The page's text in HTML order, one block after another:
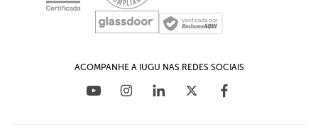
ACOMPANHE A IUGU NAS REDES SOCIAIS